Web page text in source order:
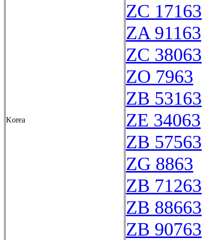
Korea
ZC 17163
ZA 91163
ZC 38063
ZO 7963
ZB 53163
ZE 34063
ZB 57563
ZG 8863
ZB 71263
ZB 88663
ZB 90763